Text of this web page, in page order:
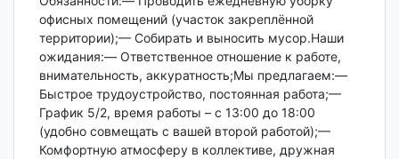
офисных помещений (участок закреплённой
территории);— Собирать и выносить мусор.Наши
ожидания:— Ответственное отношение к работе,
внимательность, аккуратность;Мы предлагаем:—
Быстрое трудоустройство, постоянная работа;—
График 5/2, время работы – с 13:00 до 18:00
(удобно совмещать с вашей второй работой);—
Комфортную атмосферу в коллективе, дружная